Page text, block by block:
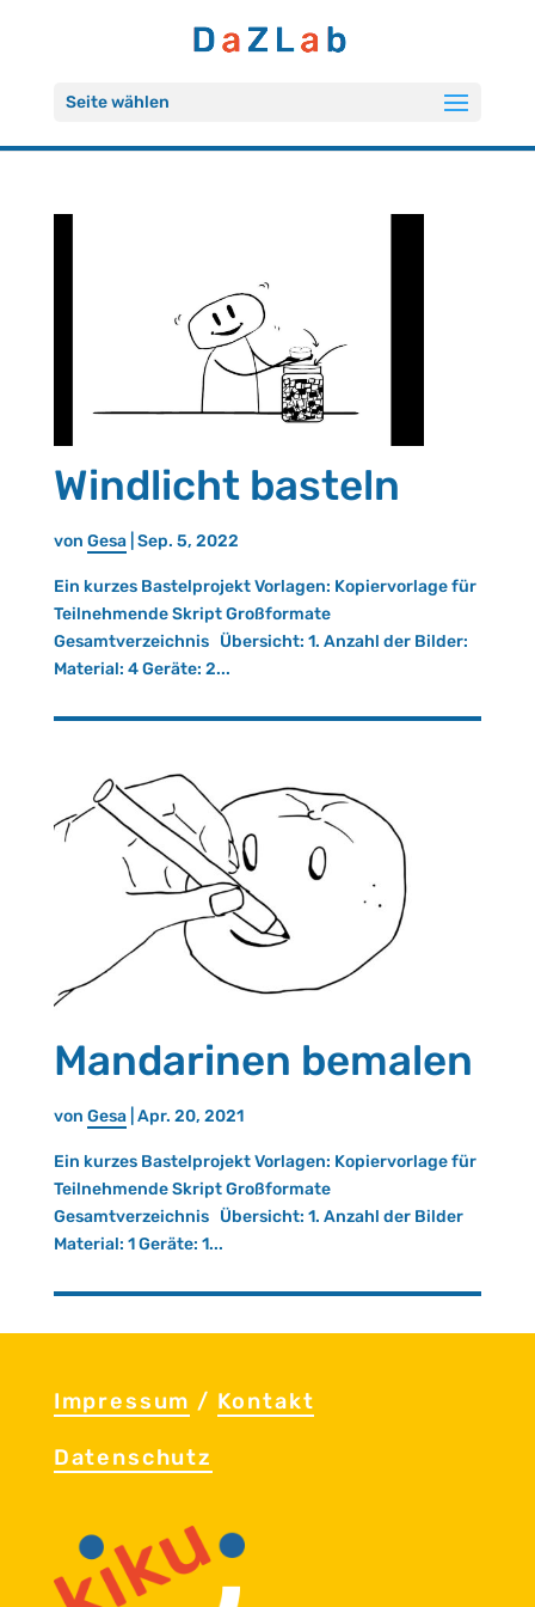
Seite wählen
Windlicht basteln
von Gesa| Sep. 5, 2022
Ein kurzes Bastelprojekt Vorlagen: Kopiervorlage für
Teilnehmende Skript Großformate
Gesamtverzeichnis Übersicht: 1. Anzahl der Bilder:
Material: 4 Geräte: 2...
Mandarinen bemalen
von Gesa| Apr. 20, 2021
Ein kurzes Bastelprojekt Vorlagen: Kopiervorlage für
Teilnehmende Skript Großformate
Gesamtverzeichnis Übersicht: 1. Anzahl der Bilder
Material: 1 Geräte: 1...
Im­pres­sum / Kon­takt
Da­ten­schutz